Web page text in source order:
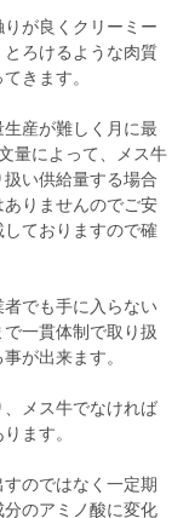
が良くクリーミー
ろけるような肉質
きます。
産が難しく月に最
量によって、メス牛
い供給量する場合
りませんのでご安
ておりますので確
でも手に入らない
一貫体制で取り扱
が出来ます。
メス牛でなければ
ます。
のではなく一定期
のアミノ酸に変化